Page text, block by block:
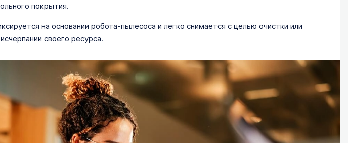
покрытия.
на основании робота-пылесоса и легко снимается с целью очистки или
своего ресурса.